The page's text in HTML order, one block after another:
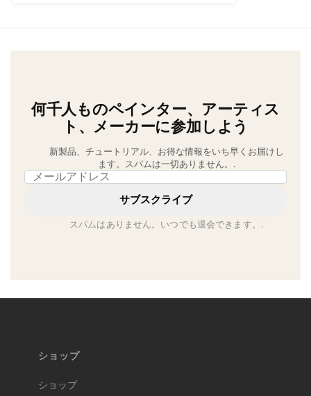
何千人ものペインター、アーティス
ト、メーカーに参加しよう
新製品、チュートリアル、お得な情報をいち早くお届けし
ます。スパムは一切ありません。.
Email address
サブスクライブ
スパムはありません。いつでも退会できます。.
ショップ
ショップ